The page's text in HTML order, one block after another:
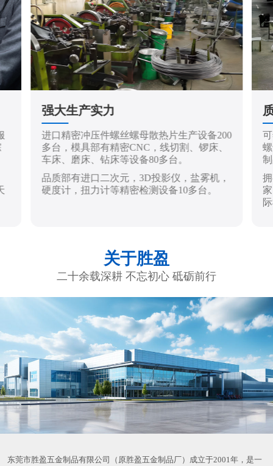
强大生产实力
进口精密冲压件螺丝螺母散热片生产设备200
多台，模具部有精密CNC，线切割、锣床、
车床、磨床、钻床等设备80多台。
品质部有进口二次元，3D投影仪，盐雾机，
硬度计，扭力计等精密检测设备10多台。
关于胜盈
二十余载深耕 不忘初心 砥砺前行
东莞市胜盈五金制品有限公司（原胜盈五金制品厂）成立于2001年，是一